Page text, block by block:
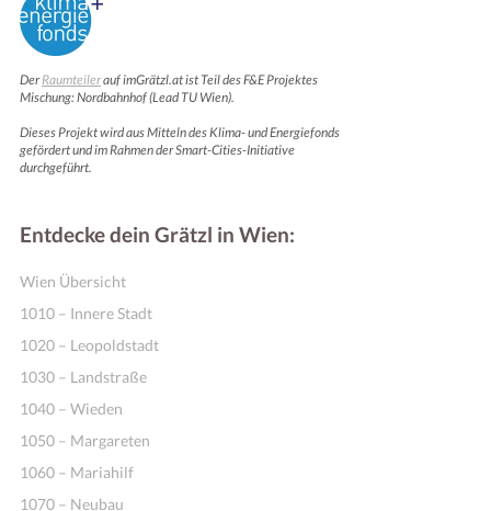
DerRaumteilerauf imGrätzl.at ist Teil des F&E Projektes
Mischung: Nordbahnhof (Lead TU Wien).
Dieses Projekt wird aus Mitteln des Klima- und Energiefonds
gefördert und im Rahmen der Smart-Cities-Initiative
durchgeführt.
Entdecke dein Grätzl in Wien:
Wien Übersicht
1010 – Innere Stadt
1020 – Leopoldstadt
1030 – Landstraße
1040 – Wieden
1050 – Margareten
1060 – Mariahilf
1070 – Neubau